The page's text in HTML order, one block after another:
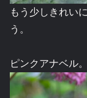
もう少しきれい
う。
ピンクアナベル